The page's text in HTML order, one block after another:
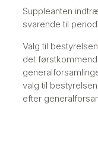
Suppleanten
svarende til
Valg til
det
valg til
efter